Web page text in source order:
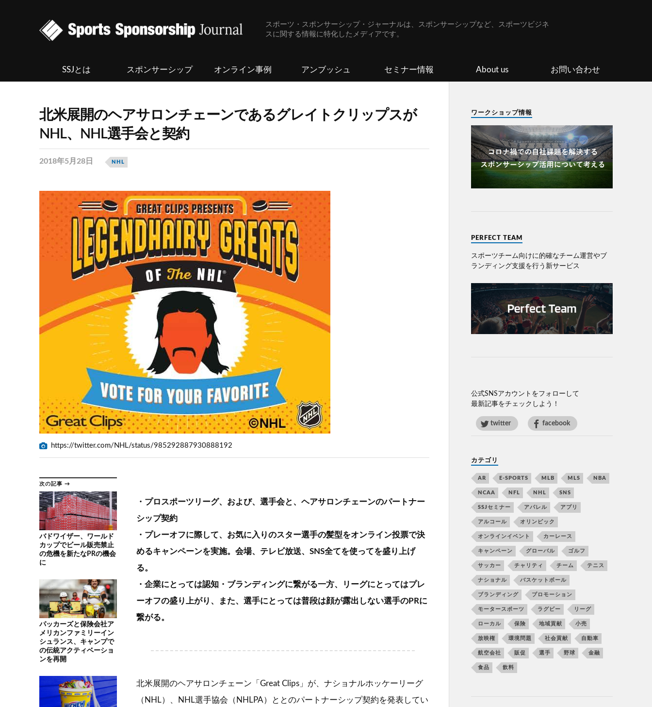
スポーツ・スポンサーシップ・ジャーナルは、スポンサーシップなど、スポーツビジネ
スに関する情報に特化したメディアです。
SSJとは スポンサーシップ オンライン事例 アンブッシュ セミナー情報 About us お問い合わせ
北米展開のヘアサロンチェーンであるグレイトクリップスが
NHL、NHL選手会と契約
2018年5月28日 NHL
https://twitter.com/NHL/status/985292887930888192
次の記事 →
バドワイザー、ワールド
カップでビール販売禁止
の危機を新たなPRの機会
に
パッカーズと保険会社ア
メリカンファミリーイン
シュランス、キャンプで
の伝統アクティベーショ
ンを再開
・プロスポーツリーグ、および、選手会と、ヘアサロンチェーンのパートナー
シップ契約
・プレーオフに際して、お気に入りのスター選手の髪型をオンライン投票で決
めるキャンペーンを実施。会場、テレビ放送、SNS全てを使ってを盛り上げ
る。
・企業にとっては認知・ブランディングに繋がる一方、リーグにとってはプレ
ーオフの盛り上がり、また、選手にとっては普段は顔が露出しない選手のPRに
繋がる。
北米展開のヘアサロンチェーン「Great Clips」が、ナショナルホッケーリーグ
（NHL）、NHL選手協会（NHLPA）ととのパートナーシップ契約を発表してい
ワークショップ情報
PERFECT TEAM
スポーツチーム向けに的確なチーム運営やブ
ランディング⽀援を⾏う新サービス
公式SNSアカウントをフォローして
最新記事をチェックしよう！
twitter facebook
カテゴリ
AR E-SPORTS MLB MLS NBA
NCAA NFL NHL SNS
SSJセミナー アパレル アプリ
アルコール オリンピック
オンラインイベント カーレース
キャンペーン グローバル ゴルフ
サッカー チャリティ チーム テニス
ナショナル バスケットボール
ブランディング プロモーション
モータースポーツ ラグビー リーグ
ローカル 保険 地域貢献 小売
放映権 環境問題 社会貢献 自動車
航空会社 販促 選手 野球 金融
食品 飲料